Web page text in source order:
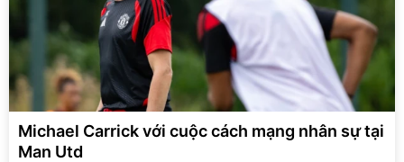
Michael Carrick với cuộc cách mạng nhân sự tại
Man Utd